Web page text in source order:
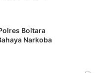
Boltara
Narkoba